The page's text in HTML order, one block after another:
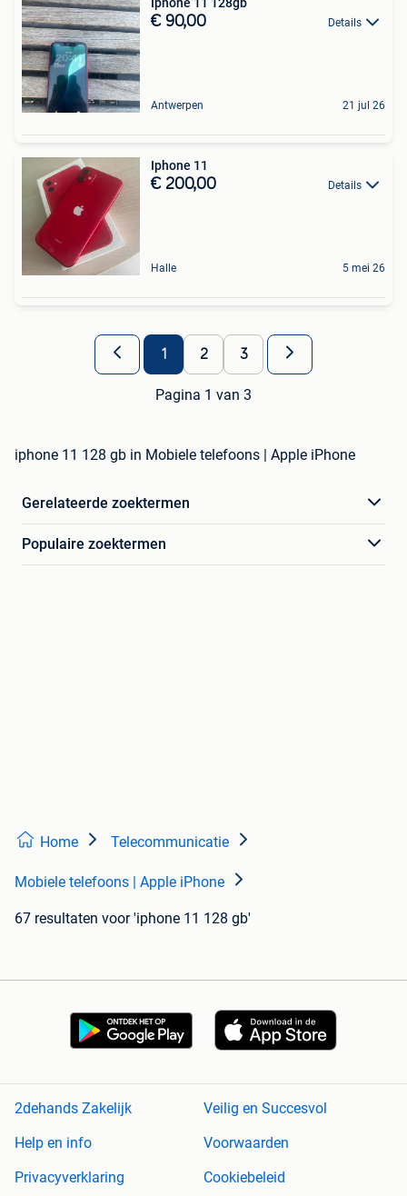
€ 90,00 Details
Antwerpen 21 jul 26
Iphone 11
€ 200,00 Details
Halle 5 mei 26
1 2 3
Pagina 1 van 3
iphone 11 128 gb in Mobiele telefoons | Apple iPhone
Gerelateerde zoektermen
Populaire zoektermen
Home Telecommunicatie
Mobiele telefoons | Apple iPhone
67 resultaten voor 'iphone 11 128 gb'
2dehands Zakelijk
Veilig en Succesvol
Help en info
Voorwaarden
Privacyverklaring
Cookiebeleid